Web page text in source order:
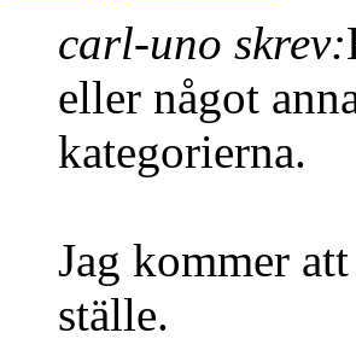
carl-uno skrev:
eller något
kategorierna.
Jag kommer
ställe.